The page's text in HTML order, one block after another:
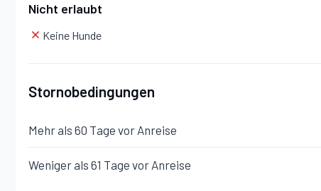
Nicht erlaubt
Keine Hunde
Stornobedingungen
Mehr als 60 Tage vor Anreise
Weniger als 61 Tage vor Anreise